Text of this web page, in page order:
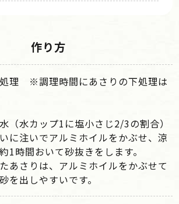
作り方
理 ※調理時間にあさりの下処理は
（水カップ1に塩小さじ2/3の割合）
に注いでアルミホイルをかぶせ、涼
1時間おいて砂抜きをします。
あさりは、アルミホイルをかぶせて
を出しやすいです。